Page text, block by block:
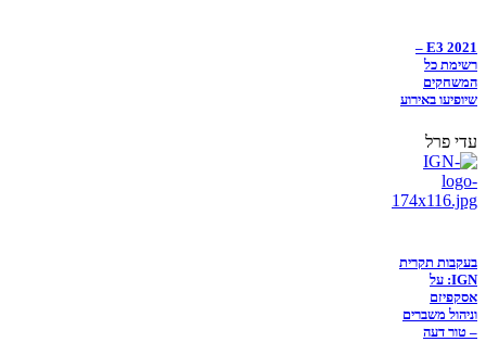
E3 2021 –
רשימת כל
המשחקים
שיופיעו באירוע
עדי פרל
בעקבות תקרית
IGN: על
אסקפיזם
וניהול משברים
– טור דעה